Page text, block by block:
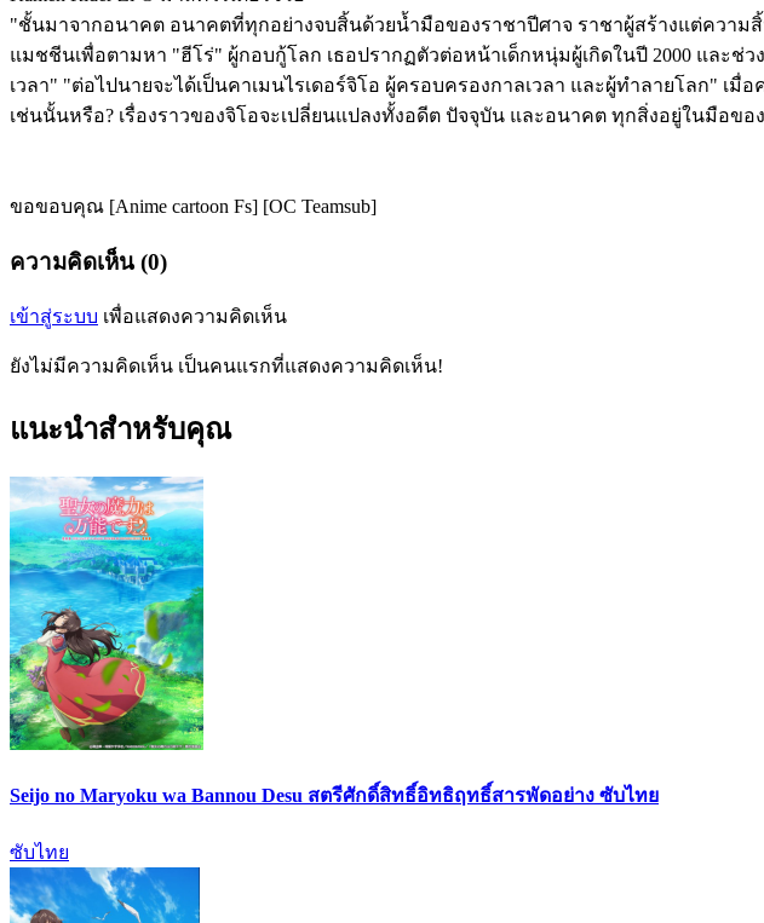
"ชั้นมาจากอนาคต อนาคตที่ทุกอย่างจบสิ้นด้วยน้ำมือของราชาปีศาจ ราชาผู้สร้างแต่ความ
แมชชีนเพื่อตามหา "ฮีโร่" ผู้กอบกู้โลก เธอปรากฏตัวต่อหน้าเด็กหนุ่มผู้เกิดในปี 2000 และ
เวลา" "ต่อไปนายจะได้เป็นคาเมนไรเดอร์จิโอ ผู้ครอบครองกาลเวลา และผู้ทำลายโลก"
เช่นนั้นหรือ? เรื่องราวของจิโอจะเปลี่ยนแปลงทั้งอดีต ปัจจุบัน และอนาคต ทุกสิ่งอยู่ในมือข
ขอขอบคุณ [Anime cartoon Fs] [OC Teamsub]
ความคิดเห็น (0)
เข้าสู่ระบบ เพื่อแสดงความคิดเห็น
ยังไม่มีความคิดเห็น เป็นคนแรกที่แสดงความคิดเห็น!
แนะนำสำหรับคุณ
Seijo no Maryoku wa Bannou Desu สตรีศักดิ์สิทธิ์อิทธิฤทธิ์สารพัดอย่าง ซับไทย
ซับไทย